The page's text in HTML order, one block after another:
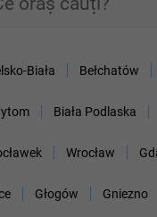
Biała Bełchatów
Biała Podlaska
Wrocław
Głogów Gniezno